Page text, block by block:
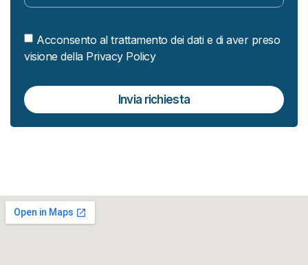
Acconsento al trattamento dei dati e di aver preso
visione della Privacy Policy
Invia richiesta